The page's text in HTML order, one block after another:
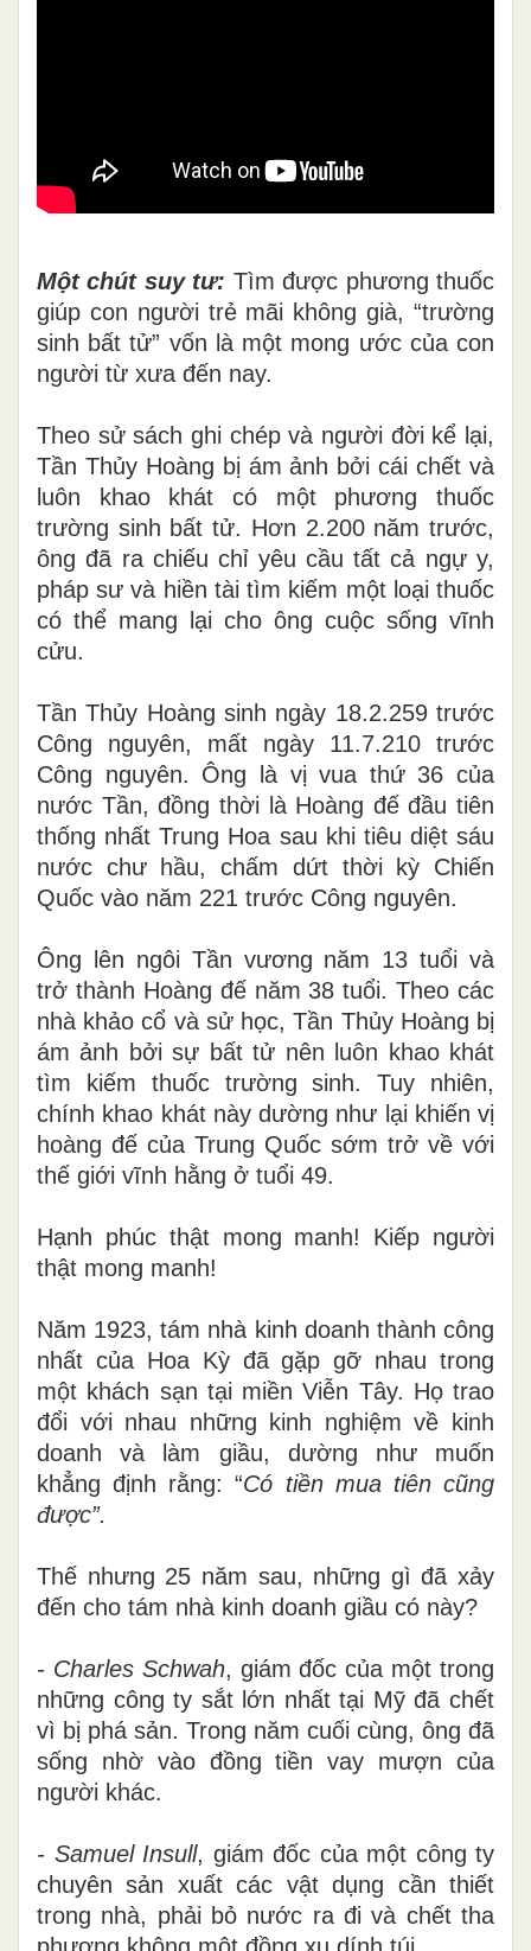
Một chút suy tư: Tìm được phương thuốc
giúp con người trẻ mãi không già, “trường
sinh bất tử” vốn là một mong ước của con
người từ xưa đến nay.
Theo sử sách ghi chép và người đời kể lại,
Tần Thủy Hoàng bị ám ảnh bởi cái chết và
luôn khao khát có một phương thuốc
trường sinh bất tử. Hơn 2.200 năm trước,
ông đã ra chiếu chỉ yêu cầu tất cả ngự y,
pháp sư và hiền tài tìm kiếm một loại thuốc
có thể mang lại cho ông cuộc sống vĩnh
cửu.
Tần Thủy Hoàng sinh ngày 18.2.259 trước
Công nguyên, mất ngày 11.7.210 trước
Công nguyên. Ông là vị vua thứ 36 của
nước Tần, đồng thời là Hoàng đế đầu tiên
thống nhất Trung Hoa sau khi tiêu diệt sáu
nước chư hầu, chấm dứt thời kỳ Chiến
Quốc vào năm 221 trước Công nguyên.
Ông lên ngôi Tần vương năm 13 tuổi và
trở thành Hoàng đế năm 38 tuổi. Theo các
nhà khảo cổ và sử học, Tần Thủy Hoàng bị
ám ảnh bởi sự bất tử nên luôn khao khát
tìm kiếm thuốc trường sinh. Tuy nhiên,
chính khao khát này dường như lại khiến vị
hoàng đế của Trung Quốc sớm trở về với
thế giới vĩnh hằng ở tuổi 49.
Hạnh phúc thật mong manh! Kiếp người
thật mong manh!
Năm 1923, tám nhà kinh doanh thành công
nhất của Hoa Kỳ đã gặp gỡ nhau trong
một khách sạn tại miền Viễn Tây. Họ trao
đổi với nhau những kinh nghiệm về kinh
doanh và làm giầu, dường như muốn
khẳng định rằng: “Có tiền mua tiên cũng
được”.
Thế nhưng 25 năm sau, những gì đã xảy
đến cho tám nhà kinh doanh giầu có này?
- Charles Schwah, giám đốc của một trong
những công ty sắt lớn nhất tại Mỹ đã chết
vì bị phá sản. Trong năm cuối cùng, ông đã
sống nhờ vào đồng tiền vay mượn của
người khác.
- Samuel Insull, giám đốc của một công ty
chuyên sản xuất các vật dụng cần thiết
trong nhà, phải bỏ nước ra đi và chết tha
phương không một đồng xu dính túi.